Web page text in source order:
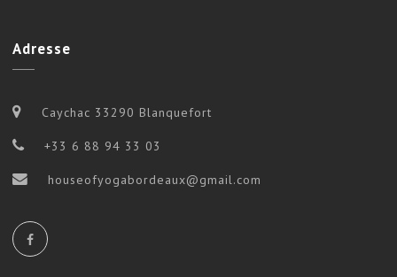
Adresse
Caychac 33290 Blanquefort
+33 6 88 94 33 03
houseofyogabordeaux@gmail.com